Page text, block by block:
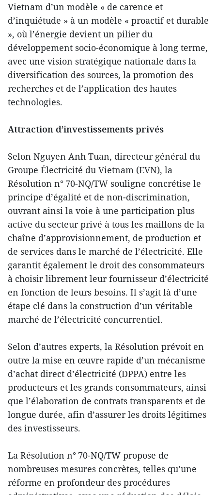
Vietnam d’un modèle « de carence et
d’inquiétude » à un modèle « proactif et durable
», où l’énergie devient un pilier du
développement socio‑économique à long terme,
avec une vision stratégique nationale dans la
diversification des sources, la promotion des
recherches et de l’application des hautes
technologies.
Attraction d’investissements privés
Selon Nguyen Anh Tuan, directeur général du
Groupe Électricité du Vietnam (EVN), la
Résolution n° 70-NQ/TW souligne concrétise le
principe d’égalité et de non-discrimination,
ouvrant ainsi la voie à une participation plus
active du secteur privé à tous les maillons de la
chaîne d’approvisionnement, de production et
de services dans le marché de l’électricité. Elle
garantit également le droit des consommateurs
à choisir librement leur fournisseur d’électricité
en fonction de leurs besoins. Il s’agit là d’une
étape clé dans la construction d’un véritable
marché de l’électricité concurrentiel.
Selon d’autres experts, la Résolution prévoit en
outre la mise en œuvre rapide d’un mécanisme
d’achat direct d’électricité (DPPA) entre les
producteurs et les grands consommateurs, ainsi
que l’élaboration de contrats transparents et de
longue durée, afin d’assurer les droits légitimes
des investisseurs.
La Résolution n° 70-NQ/TW propose de
nombreuses mesures concrètes, telles qu’une
réforme en profondeur des procédures